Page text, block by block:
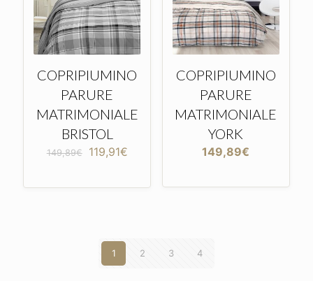
COPRIPIUMINO
PARURE
MATRIMONIALE
BRISTOL
149,89€
Il
era:
119,91€Il
è:
COPRIPIUMINO
PARURE
MATRIMONIALE
YORK
149,89€
1 2 3 4